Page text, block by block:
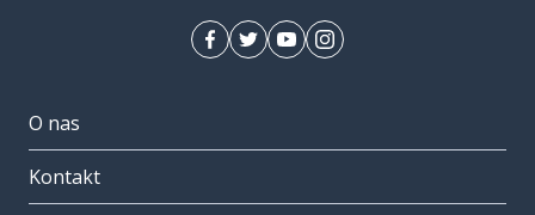
O nas
Kontakt